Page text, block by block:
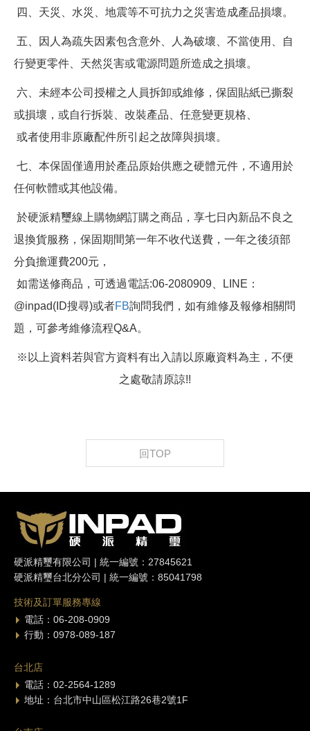
四、天災、水災、地震等不可抗力之災害造成產品損壞。
五、因人為疏失因素包含意外、人為破壞、不當使用、自
行變更零件、天然災害或電源問題所造成之損壞。
六、未經本公司授權之人員拆卸或維修，保固貼紙已撕裂
或損壞，或自行拆裝、改裝產品、任意變更規格、
或者使用非原廠配件所引起之故障與損壞。
七、本保固僅適用於產品原始供應之硬體元件，不適用於
任何軟體或其他設備。
於硬派精璽線上購物網訂購之商品，享七日內新品不良之
退換貨服務，保固期間第一年不收代送費，一年之後須部
分負擔運費200元，
如需送修商品，可透過電話:06-2080909、LINE：
@inpad(ID搜尋)或者FB詢問我們，如有維修及報修相關問
題，可參考維修流程Q&A。
※以上資料若與官方資料有出入請以原廠資料為主，不便
之處敬請原諒!!
回TOP
硬派精璽有限公司 | 統一編號：27845621
硬派精璽台北分公司 | 統一編號：85041798
技術及訂單服務專線
電話：06-208-0909
行動：0978-089-187
台北店
電話：02-2564-1289
地址：台北市中山區松江路26巷2號1F